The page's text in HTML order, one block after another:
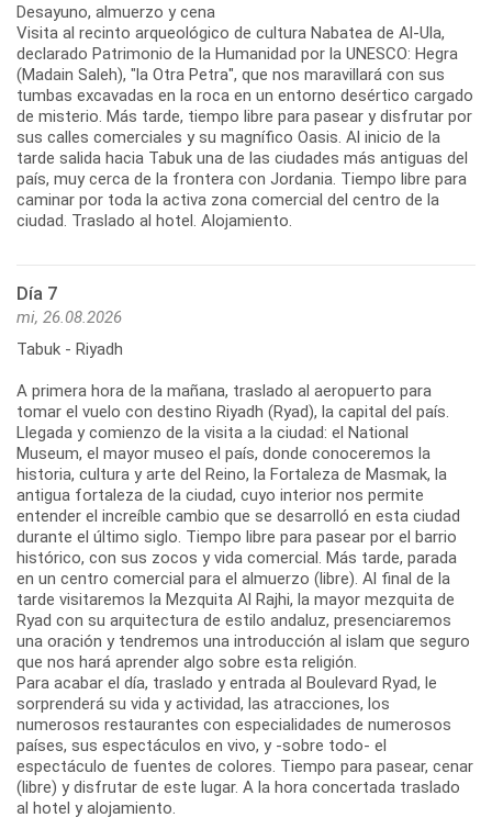
Desayuno, almuerzo y cena
Visita al recinto arqueológico de cultura Nabatea de Al-Ula,
declarado Patrimonio de la Humanidad por la UNESCO: Hegra
(Madain Saleh), "la Otra Petra", que nos maravillará con sus
tumbas excavadas en la roca en un entorno desértico cargado
de misterio. Más tarde, tiempo libre para pasear y disfrutar por
sus calles comerciales y su magnífico Oasis. Al inicio de la
tarde salida hacia Tabuk una de las ciudades más antiguas del
país, muy cerca de la frontera con Jordania. Tiempo libre para
caminar por toda la activa zona comercial del centro de la
ciudad. Traslado al hotel. Alojamiento.
Día 7
mi, 26.08.2026
Tabuk - Riyadh
A primera hora de la mañana, traslado al aeropuerto para
tomar el vuelo con destino Riyadh (Ryad), la capital del país.
Llegada y comienzo de la visita a la ciudad: el National
Museum, el mayor museo el país, donde conoceremos la
historia, cultura y arte del Reino, la Fortaleza de Masmak, la
antigua fortaleza de la ciudad, cuyo interior nos permite
entender el increíble cambio que se desarrolló en esta ciudad
durante el último siglo. Tiempo libre para pasear por el barrio
histórico, con sus zocos y vida comercial. Más tarde, parada
en un centro comercial para el almuerzo (libre). Al final de la
tarde visitaremos la Mezquita Al Rajhi, la mayor mezquita de
Ryad con su arquitectura de estilo andaluz, presenciaremos
una oración y tendremos una introducción al islam que seguro
que nos hará aprender algo sobre esta religión.
Para acabar el día, traslado y entrada al Boulevard Ryad, le
sorprenderá su vida y actividad, las atracciones, los
numerosos restaurantes con especialidades de numerosos
países, sus espectáculos en vivo, y -sobre todo- el
espectáculo de fuentes de colores. Tiempo para pasear, cenar
(libre) y disfrutar de este lugar. A la hora concertada traslado
al hotel y alojamiento.